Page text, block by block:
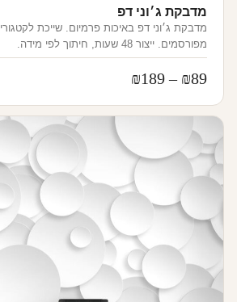
מדבקת ג׳וני דפ
מדבקת ג׳וני דפ באיכות פרמיום. שייכת
מפורסמים. ייצור 48 שעות, חיתוך לפי מידה.
₪89
–
₪189
מחירים:
עד